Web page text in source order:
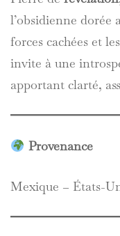
l’obsidienne dorée
forces cachées et
invite à une
apportant clarté,
Provenance
Mexique – États-